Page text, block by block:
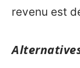
revenu est